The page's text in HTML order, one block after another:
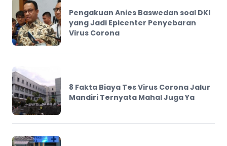
Pengakuan Anies Baswedan soal DKI
yang Jadi Epicenter Penyebaran
Virus Corona
8 Fakta Biaya Tes Virus Corona Jalur
Mandiri Ternyata Mahal Juga Ya